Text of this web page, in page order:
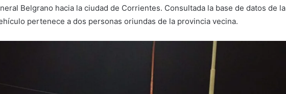
Belgrano hacia la ciudad de Corrientes. Consultada la base de datos de la
pertenece a dos personas oriundas de la provincia vecina.